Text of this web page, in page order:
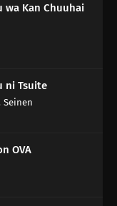
wa Kan Chuuhai
ni Tsuite
, Seinen
OVA